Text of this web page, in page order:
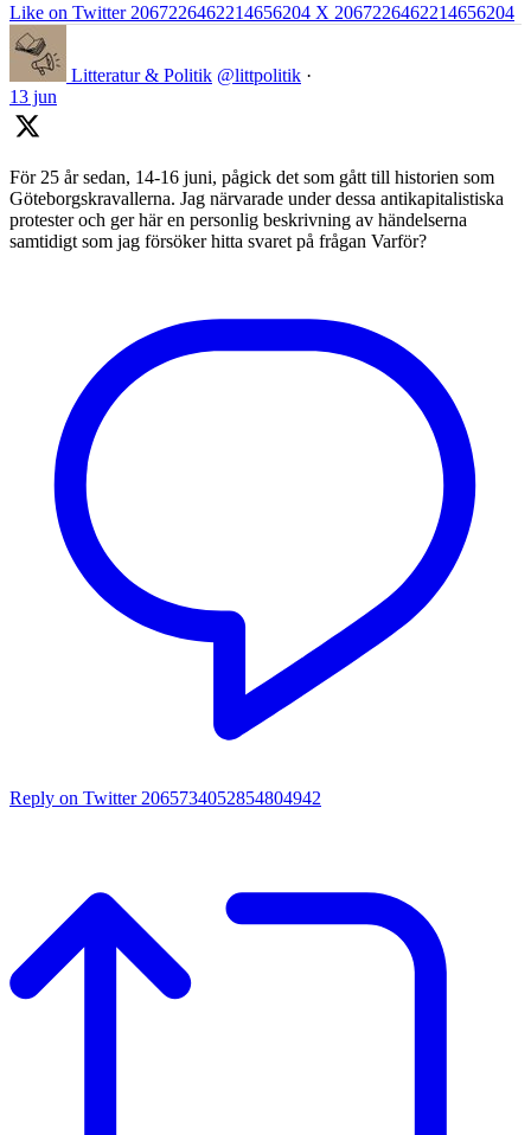
Like on Twitter 2067226462214656204 X 2067226462214656204
Litteratur & Politik @littpolitik ·
13 jun
För 25 år sedan, 14-16 juni, pågick det som gått till historien som
Göteborgskravallerna. Jag närvarade under dessa antikapitalistiska
protester och ger här en personlig beskrivning av händelserna
samtidigt som jag försöker hitta svaret på frågan Varför?
Reply on Twitter 2065734052854804942